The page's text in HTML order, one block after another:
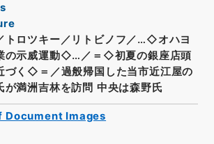
トロツキー／リトビノフ／…◇オハヨ
の示威運動◇…／＝◇初夏の銀座店頭
づく◇＝／過般帰国した当市近江屋の
が満洲吉林を訪問 中央は森野氏
Document Images